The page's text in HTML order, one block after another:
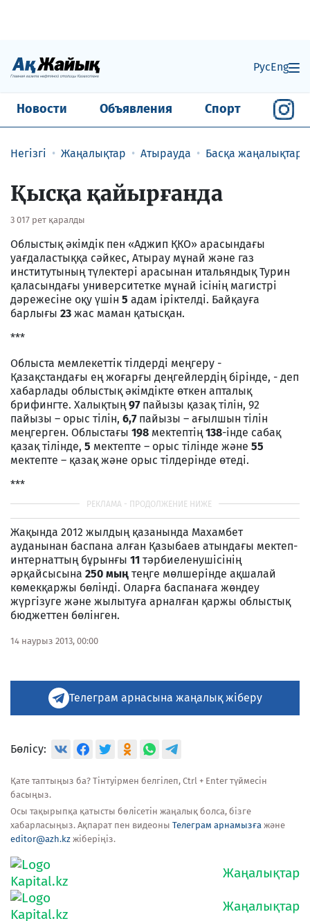
РусEng
Новости Объявления Спорт
Негізгі Жаңалықтар Атырауда Басқа жаңалықтар
Қысқа қайырғанда
3 017 рет қаралды
Облыстық әкімдік пен «Аджип ҚКО» арасындағы
уағдаластыққа сәйкес, Атырау мұнай және газ
институтының түлектері арасынан итальяндық Турин
қаласындағы университетке мұнай ісінің магистрі
дәрежесіне оқу үшін 5 адам іріктелді. Байқауға
барлығы 23 жас маман қатысқан.
***
Облыста мемлекеттік тілдерді меңгеру -
Қазақстандағы ең жоғарғы деңгейлердің бірінде, - деп
хабарлады облыстық әкімдікте өткен апталық
брифингте. Халықтың 97пайызы қазақ тілін, 92
пайызы – орыс тілін, 6,7пайызы – ағылшын тілін
меңгерген. Облыстағы 198 мектептің 138-інде сабақ
қазақ тілінде, 5 мектепте – орыс тілінде және 55
мектепте – қазақ және орыс тілдерінде өтеді.
***
Жақында 2012 жылдың қазанында Махамбет
ауданынан баспана алған Қазыбаев атындағы мектеп-
интернаттың бұрынғы 11 тәрбиеленушісінің
әрқайсысына 250 мың теңге мөлшерінде ақшалай
көмекқаржы бөлінді. Оларға баспанаға жөндеу
жүргізуге және жылытуға арналған қаржы облыстық
бюджеттен бөлінген.
14 наурыз 2013, 00:00
Телеграм арнасына жаңалық жіберу
Бөлісу:
Қате таптыңыз ба? Тінтуірмен белгілеп, Ctrl + Enter түймесін
басыңыз.
Осы тақырыпқа қатысты бөлісетін жаңалық болса, бізге
хабарласыңыз. Ақпарат пен видеоны Телеграм арнамызға және
editor@azh.kz жіберіңіз.